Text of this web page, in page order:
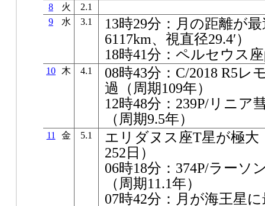
8 火
2.1
9
水 3.1
13時29分：月の距離が
6117km、視直径29.4′）
18時41分：ペルセウス
10 木 4.1
08時43分：C/2018 R5レ
過（周期109年）
12時48分：239P/リニア
（周期9.5年）
11 金 5.1
エリダヌス座T星が極大
252日）
06時18分：374P/ラーソ
（周期11.1年）
07時42分：月が海王星に